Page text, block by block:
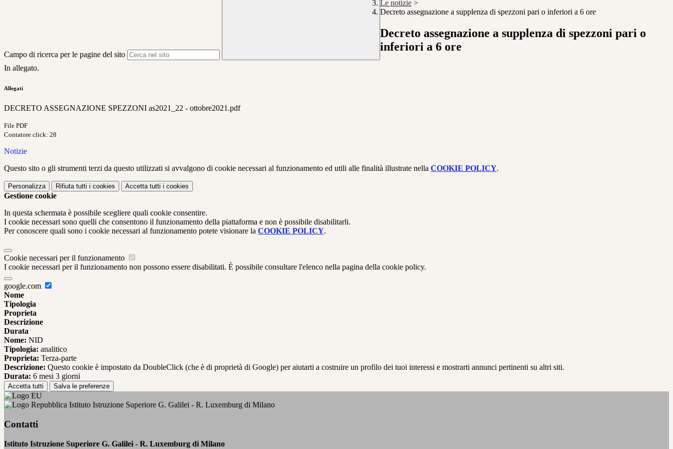
Campo di ricerca per le pagine del sito
Le notizie >
Decreto assegnazione a supplenza di spezzoni pari o inferiori a 6 ore
Decreto assegnazione a supplenza di spezzoni pari o
inferiori a 6 ore
In allegato.
Allegati
DECRETO ASSEGNAZIONE SPEZZONI as2021_22 - ottobre2021.pdf
File PDF
Contatore click: 28
Notizie
Questo sito o gli strumenti terzi da questo utilizzati si avvalgono di cookie necessari al funzionamento ed utili alle finalità illustrate nella COOKIE POLICY.
Personalizza Rifiuta tutti i cookies Accetta tutti i cookies
Gestione cookie
In questa schermata è possibile scegliere quali cookie consentire.
I cookie necessari sono quelli che consentono il funzionamento della piattaforma e non è possibile disabilitarli.
Per conoscere quali sono i cookie necessari al funzionamento potete visionare la COOKIE POLICY.
Cookie necessari per il funzionamento
I cookie necessari per il funzionamento non possono essere disabilitati. È possibile consultare l'elenco nella pagina della cookie policy.
google.com
Nome
Tipologia
Proprieta
Descrizione
Durata
Nome: NID
Tipologia: analitico
Proprieta: Terza-parte
Descrizione: Questo cookie è impostato da DoubleClick (che è di proprietà di Google) per aiutarti a costruire un profilo dei tuoi interessi e mostrarti annunci pertinenti su altri siti.
Durata: 6 mesi 3 giorni
Accetta tutti Salva le preferenze
Istituto Istruzione Superiore G. Galilei - R. Luxemburg di Milano
Contatti
Istituto Istruzione Superiore G. Galilei - R. Luxemburg di Milano